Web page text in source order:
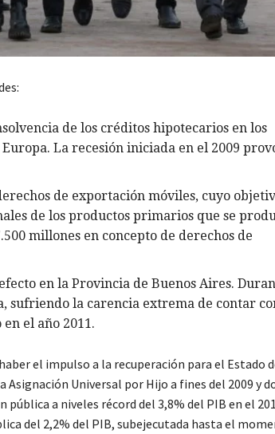
de los créditos hipotecarios en los
La recesión iniciada en el 2009
de exportación móviles, cuyo
de los productos primarios que se
millones en concepto de derechos de
en la Provincia de Buenos Aires.
sufriendo la carencia extrema de contar
el año 2011.
el impulso a la recuperación para el Estado
Universal por Hijo a fines del 2009 y
a niveles récord del 3,8% del PIB en el
del 2,2% del PIB, subejecutada hasta el